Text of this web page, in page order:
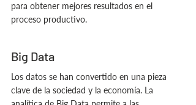
para obtener mejores resultados en el
proceso productivo.
Big Data
Los datos se han convertido en una pieza
clave de la sociedad y la economía. La